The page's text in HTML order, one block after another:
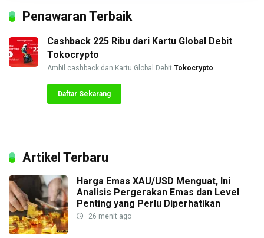
Penawaran Terbaik
Cashback 225 Ribu dari Kartu Global Debit
Tokocrypto
Ambil cashback dan Kartu Global Debit Tokocrypto
Daftar Sekarang
Artikel Terbaru
Harga Emas XAU/USD Menguat, Ini
Analisis Pergerakan Emas dan Level
Penting yang Perlu Diperhatikan
26 menit ago